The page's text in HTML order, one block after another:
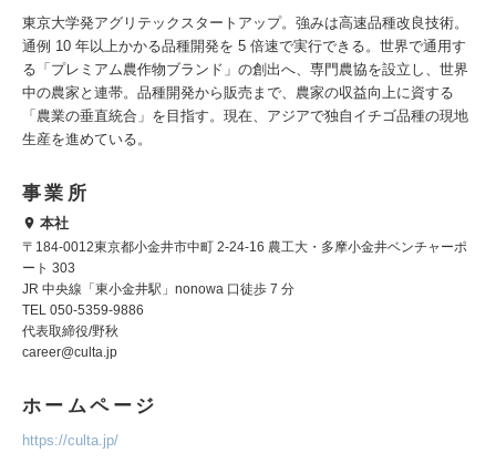
東京大学発アグリテックスタートアップ。強みは高速品種改良技術。
通例 10 年以上かかる品種開発を 5 倍速で実行できる。世界で通用す
る「プレミアム農作物ブランド」の創出へ、専門農協を設立し、世界
中の農家と連帯。品種開発から販売まで、農家の収益向上に資する
「農業の垂直統合」を目指す。現在、アジアで独自イチゴ品種の現地
生産を進めている。
事業所
本社
〒184-0012東京都小金井市中町 2-24-16 農工大・多摩小金井ベンチャーポ
ート 303
JR 中央線「東小金井駅」nonowa 口徒歩 7 分
TEL 050-5359-9886
代表取締役/野秋
career@culta.jp
ホームページ
https://culta.jp/